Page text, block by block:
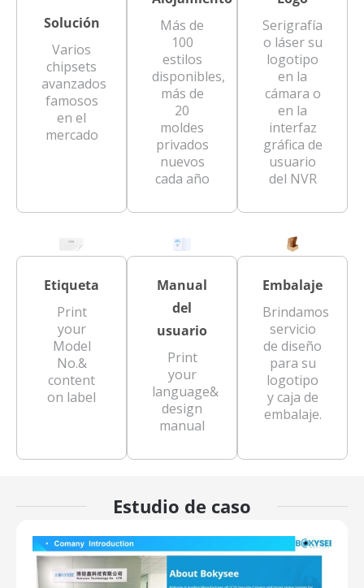
Solución
Varios
chipsets
avanzados
famosos
en el
mercado
Más de
100
estilos
disponibles,
más de
20
moldes
privados
nuevos
cada año
Serigrafía
o láser su
logotipo
en la
cámara o
en la
interfaz
gráfica de
usuario
del NVR
Etiqueta
Print
your
Model
No.&
content
on label
Manual
del
usuario
Print
your
language&
design
manual
Embalaje
Brindamos
servicio
de diseño
para su
logotipo
y caja de
embalaje.
Estudio de caso